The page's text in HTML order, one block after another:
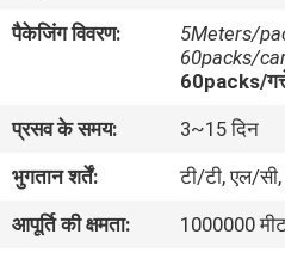
गुणवत्ता
संपर्क
करें
पैकेजिंग विवरण: 5Meters/
60packs/
60packs/
प्रसव के समय:
3~15 दिन
भुगतान शर्तें:
टी/टी, एल/सी,
आपूर्ति की क्षमता:
1000000